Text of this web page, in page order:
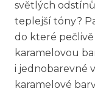
světlých
teplejší tóny?
do které
karamelovou
i jednobarevné
karamelové